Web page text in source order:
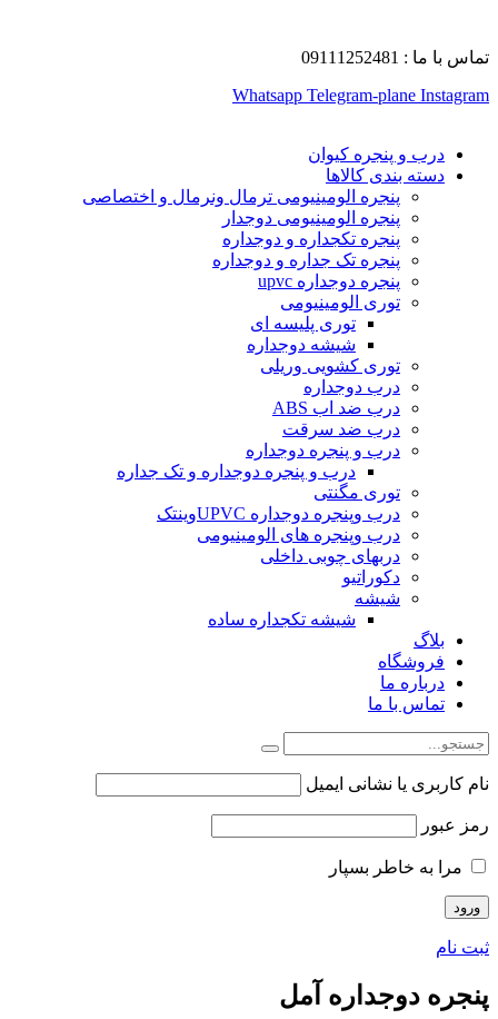
تماس با ما : 09111252481
Whatsapp Telegram-plane Instagram
درب و پنجره کیوان
دسته بندی کالاها
پنجره الومینیومی ترمال ونرمال و اختصاصی
پنجره الومینیومی دوجدار
پنجره تکجداره و دوجداره
پنجره تک جداره و دوجداره
پنجره دوجداره upvc
توری الومینیومی
توری پلیسه ای
شیشه دوجداره
توری کشویی وریلی
درب دوجداره
درب ضد اب ABS
درب ضد سرقت
درب و پنجره دوجداره
درب و پنجره دوجداره و تک جداره
توری مگنتی
درب وپنجره دوجداره UPVCوینتک
درب وپنجره های الومینیومی
دربهای چوبی داخلی
دکوراتیو
شیشه
شیشه تکجداره ساده
بلاگ
فروشگاه
درباره ما
تماس با ما
نام کاربری یا نشانی ایمیل
رمز عبور
مرا به خاطر بسپار
ثبت نام
پنجره دوجداره آمل